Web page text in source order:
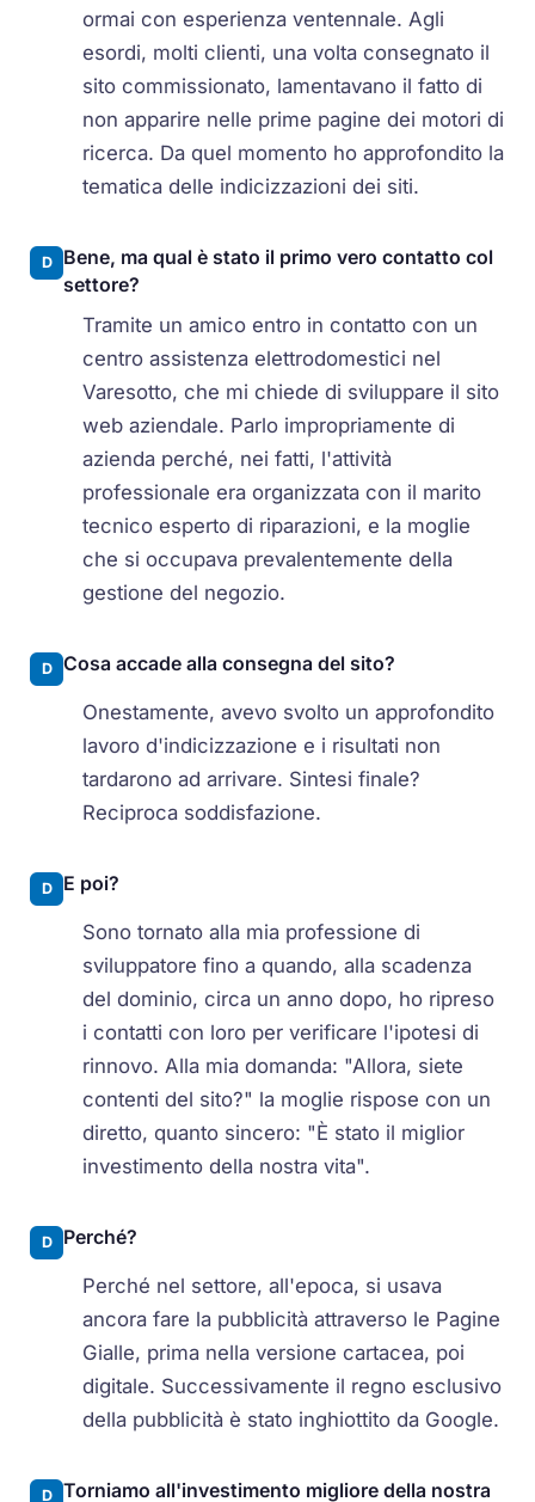
ormai con esperienza ventennale. Agli
esordi, molti clienti, una volta consegnato il
sito commissionato, lamentavano il fatto di
non apparire nelle prime pagine dei motori di
ricerca. Da quel momento ho approfondito la
tematica delle indicizzazioni dei siti.
D
Bene, ma qual è stato il primo vero contatto col
settore?
Tramite un amico entro in contatto con un
centro assistenza elettrodomestici nel
Varesotto, che mi chiede di sviluppare il sito
web aziendale. Parlo impropriamente di
azienda perché, nei fatti, l'attività
professionale era organizzata con il marito
tecnico esperto di riparazioni, e la moglie
che si occupava prevalentemente della
gestione del negozio.
D Cosa accade alla consegna del sito?
Onestamente, avevo svolto un approfondito
lavoro d'indicizzazione e i risultati non
tardarono ad arrivare. Sintesi finale?
Reciproca soddisfazione.
D E poi?
Sono tornato alla mia professione di
sviluppatore fino a quando, alla scadenza
del dominio, circa un anno dopo, ho ripreso
i contatti con loro per verificare l'ipotesi di
rinnovo. Alla mia domanda: "Allora, siete
contenti del sito?" la moglie rispose con un
diretto, quanto sincero: "È stato il miglior
investimento della nostra vita".
D Perché?
Perché nel settore, all'epoca, si usava
ancora fare la pubblicità attraverso le Pagine
Gialle, prima nella versione cartacea, poi
digitale. Successivamente il regno esclusivo
della pubblicità è stato inghiottito da Google.
D Torniamo all'investimento migliore della nostra